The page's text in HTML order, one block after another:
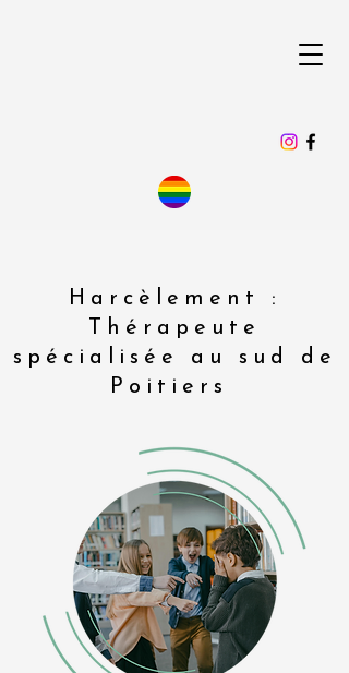
Harcèlement :
Thérapeute
spécialisée au sud de
Poitiers